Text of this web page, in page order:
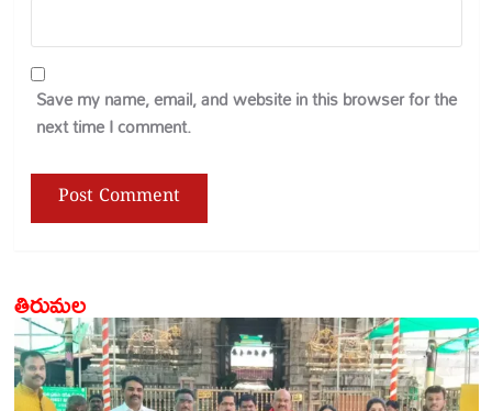
Save my name, email, and website in this browser for the
next time I comment.
తిరుమల